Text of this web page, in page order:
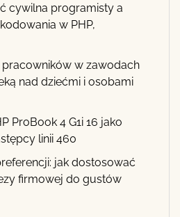
cywilna programisty a
w PHP,
w zawodach
nad dziećmi i osobami
ProBook 4 G1i 16 jako
linii 460
jak dostosować
firmowej do gustów